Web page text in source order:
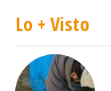
Lo + Visto